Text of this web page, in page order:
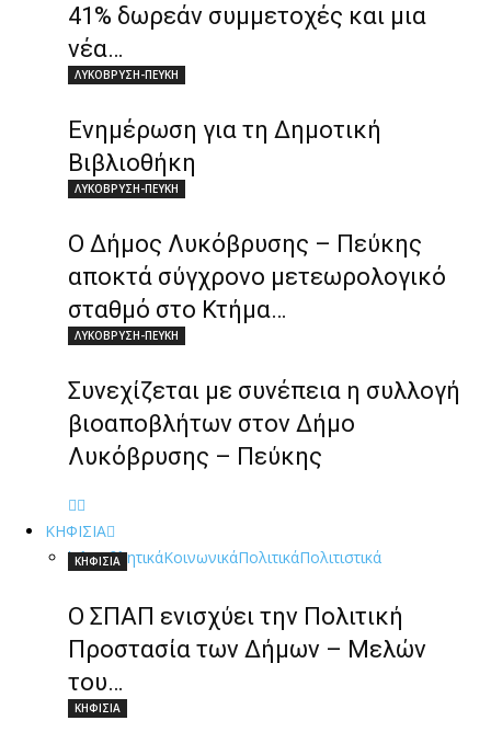
41% δωρεάν συμμετοχές και μια
νέα…
ΛΥΚΟΒΡΥΣΗ-ΠΕΥΚΗ
Ενημέρωση για τη Δημοτική
Βιβλιοθήκη
ΛΥΚΟΒΡΥΣΗ-ΠΕΥΚΗ
Ο Δήμος Λυκόβρυσης – Πεύκης
αποκτά σύγχρονο μετεωρολογικό
σταθμό στο Κτήμα…
ΛΥΚΟΒΡΥΣΗ-ΠΕΥΚΗ
Συνεχίζεται με συνέπεια η συλλογή
βιοαποβλήτων στον Δήμο
Λυκόβρυσης – Πεύκης
ΚΗΦΙΣΙΑ
ΌλαΑθλητικάΚοινωνικάΠολιτικάΠολιτιστικά
ΚΗΦΙΣΙΑ
Ο ΣΠΑΠ ενισχύει την Πολιτική
Προστασία των Δήμων – Μελών
του…
ΚΗΦΙΣΙΑ